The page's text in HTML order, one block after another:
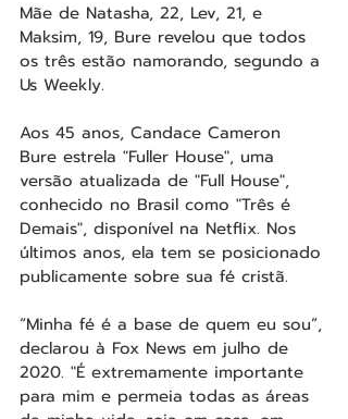
Mãe de Natasha, 22, Lev, 21, e
Maksim, 19, Bure revelou que todos
os três estão namorando, segundo a
Us Weekly.
Aos 45 anos, Candace Cameron
Bure estrela "Fuller House", uma
versão atualizada de "Full House",
conhecido no Brasil como "Três é
Demais", disponível na Netflix. Nos
últimos anos, ela tem se posicionado
publicamente sobre sua fé cristã.
“Minha fé é a base de quem eu sou”,
declarou à Fox News em julho de
2020. "É extremamente importante
para mim e permeia todas as áreas